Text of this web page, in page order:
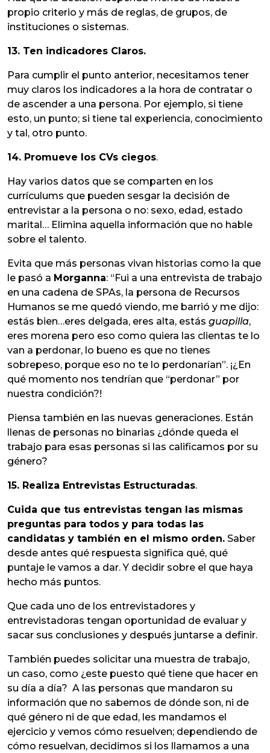
propio criterio y más de reglas, de grupos, de
instituciones o sistemas.
13. Ten indicadores Claros.
Para cumplir el punto anterior, necesitamos tener
muy claros los indicadores a la hora de contratar o
de ascender a una persona. Por ejemplo, si tiene
esto, un punto; si tiene tal experiencia, conocimiento
y tal, otro punto.
14. Promueve los CVs ciegos.
Hay varios datos que se comparten en los
currículums que pueden sesgar la decisión de
entrevistar a la persona o no: sexo, edad, estado
marital… Elimina aquella información que no hable
sobre el talento.
Evita que más personas vivan historias como la que
le pasó a Morganna: “Fui a una entrevista de trabajo
en una cadena de SPAs, la persona de Recursos
Humanos se me quedó viendo, me barrió y me dijo:
estás bien…eres delgada, eres alta, estás guapilla,
eres morena pero eso como quiera las clientas te lo
van a perdonar, lo bueno es que no tienes
sobrepeso, porque eso no te lo perdonarían”. ¡¿En
qué momento nos tendrían que “perdonar” por
nuestra condición?!
Piensa también en las nuevas generaciones. Están
llenas de personas no binarias ¿dónde queda el
trabajo para esas personas si las calificamos por su
género?
15. Realiza Entrevistas Estructuradas.
Cuida que tus entrevistas tengan las mismas
preguntas para todos y para todas las
candidatas y también en el mismo orden. Saber
desde antes qué respuesta significa qué, qué
puntaje le vamos a dar. Y decidir sobre el que haya
hecho más puntos.
Que cada uno de los entrevistadores y
entrevistadoras tengan oportunidad de evaluar y
sacar sus conclusiones y después juntarse a definir.
También puedes solicitar una muestra de trabajo,
un caso, como ¿este puesto qué tiene que hacer en
su día a día? A las personas que mandaron su
información que no sabemos de dónde son, ni de
qué género ni de que edad, les mandamos el
ejercicio y vemos cómo resuelven; dependiendo de
cómo resuelvan, decidimos si los llamamos a una